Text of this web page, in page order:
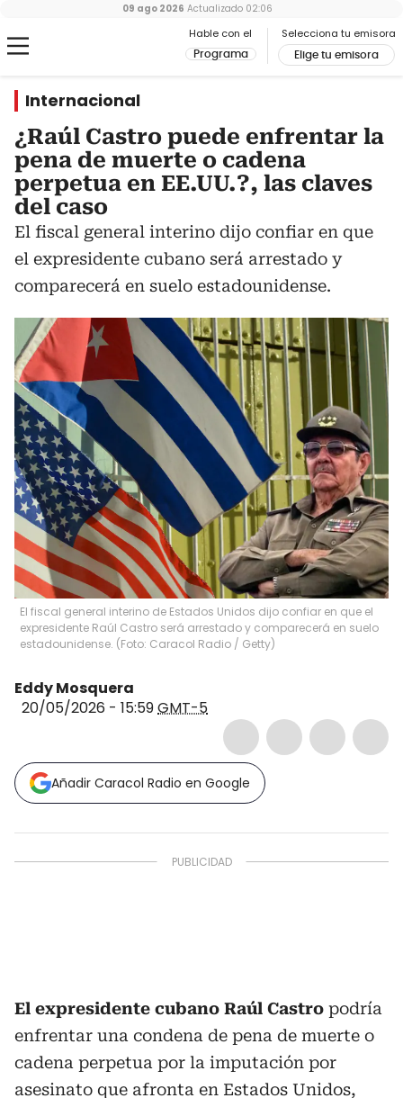
Hable con el
Programa
Selecciona tu emisora
Elige tu emisora
09 ago 2026 Actualizado 02:06
Internacional
¿Raúl Castro puede enfrentar la
pena de muerte o cadena
perpetua en EE.UU.?, las claves
del caso
El fiscal general interino dijo confiar en que
el expresidente cubano será arrestado y
comparecerá en suelo estadounidense.
El fiscal general interino de Estados Unidos dijo confiar en que el
expresidente Raúl Castro será arrestado y comparecerá en suelo
estadounidense. (Foto: Caracol Radio / Getty)
Eddy Mosquera
20/05/2026 - 15:59GMT-5
Añadir Caracol Radio en Google
El expresidente cubano Raúl Castro podría
enfrentar una condena de pena de muerte o
cadena perpetua por la imputación por
asesinato que afronta en Estados Unidos,